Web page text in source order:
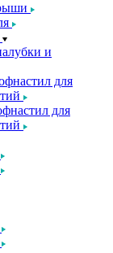
и
для
для